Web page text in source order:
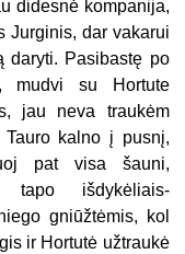
didesnė kompanija,
Jurginis, dar vakarui
daryti. Pasibastę po
mudvi su Hortute
jau neva traukėm
kalno į pusnį,
pat visa šauni,
tapo išdykėliais-
gniūžtėmis, kol
ir Hortutė užtraukė